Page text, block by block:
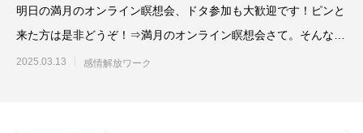
明日の満月のオンライン瞑想会、ドタ参加も大歓迎です！ピンと
来た方は是非どうぞ！⇒満月のオンライン瞑想会さて。そんなに
こだわら
2025.03.13 感情解放ワーク